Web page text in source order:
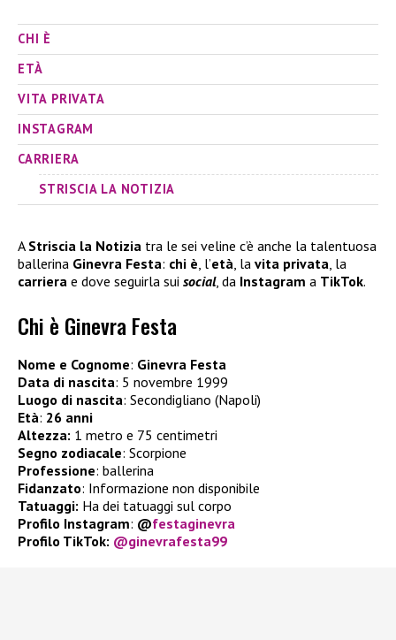
CHI È
ETÀ
VITA PRIVATA
INSTAGRAM
CARRIERA
STRISCIA LA NOTIZIA
A Striscia la Notizia tra le sei veline c’è anche la talentuosa
ballerina Ginevra Festa: chi è, l’età, la vita privata, la
carriera e dove seguirla sui social, da Instagram a TikTok.
Chi è Ginevra Festa
Nome e Cognome: Ginevra Festa
Data di nascita: 5 novembre 1999
Luogo di nascita: Secondigliano (Napoli)
Età: 26 anni
Altezza: 1 metro e 75 centimetri
Segno zodiacale: Scorpione
Professione: ballerina
Fidanzato: Informazione non disponibile
Tatuaggi: Ha dei tatuaggi sul corpo
Profilo Instagram: @festaginevra
Profilo TikTok: @ginevrafesta99